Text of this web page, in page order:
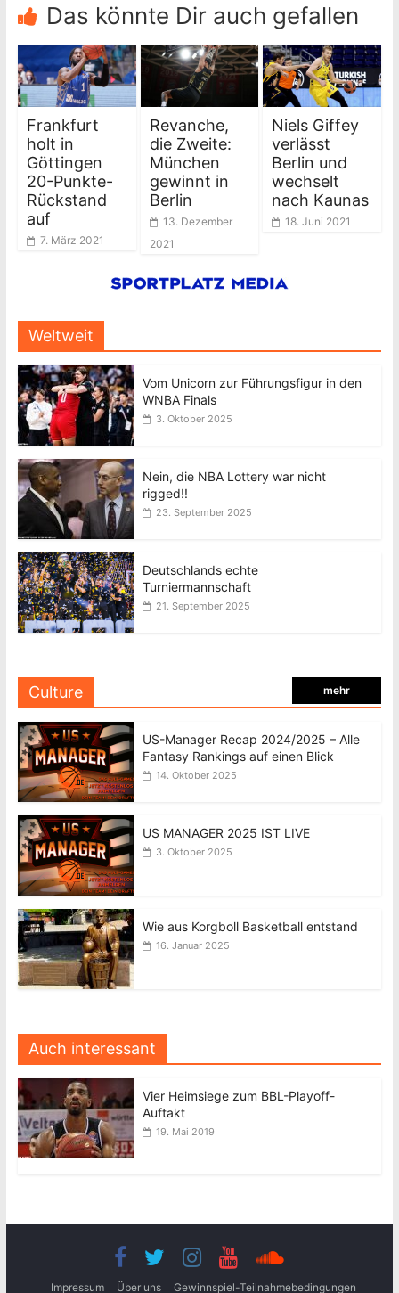
Das könnte Dir auch gefallen
Frankfurt
holt in
Göttingen
20-Punkte-
Rückstand
auf
7. März 2021
Revanche,
die Zweite:
München
gewinnt in
Berlin
13. Dezember
2021
Niels Giffey
verlässt
Berlin und
wechselt
nach Kaunas
18. Juni 2021
Weltweit
Vom Unicorn zur Führungsfigur in den
WNBA Finals
3. Oktober 2025
Nein, die NBA Lottery war nicht
rigged!!
23. September 2025
Deutschlands echte
Turniermannschaft
21. September 2025
Culture mehr
US-Manager Recap 2024/2025 – Alle
Fantasy Rankings auf einen Blick
14. Oktober 2025
US MANAGER 2025 IST LIVE
3. Oktober 2025
Wie aus Korgboll Basketball entstand
16. Januar 2025
Auch interessant
Vier Heimsiege zum BBL-Playoff-
Auftakt
19. Mai 2019
Impressum Über uns Gewinnspiel-Teilnahmebedingungen